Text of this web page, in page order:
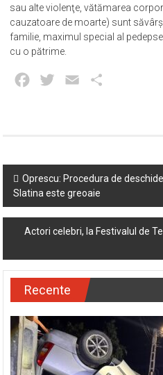
sau alte violenţe, vătămarea
cauzatoare de moarte) sunt
familie, maximul special al
cu o pătrime.
Facebook
Twitter Email
Post
navigation
Oprescu: Procedura de
Slatina este greoaie
Actori celebri, la Festivalul de
Recente